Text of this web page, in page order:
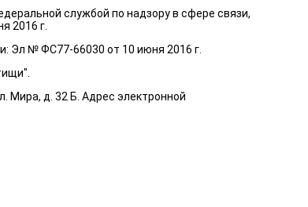
службой по надзору в сфере связи,
2016 г.
Эл № ФС77-66030 от 10 июня 2016 г.
Мира, д. 32 Б. Адрес электронной